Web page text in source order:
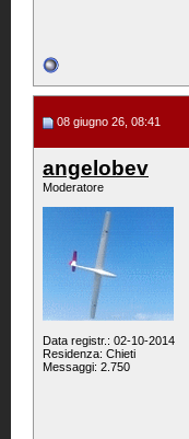
08 giugno 26, 08:41
angelobev
Moderatore
Data registr.: 02-10-2014
Residenza: Chieti
Messaggi: 2.750